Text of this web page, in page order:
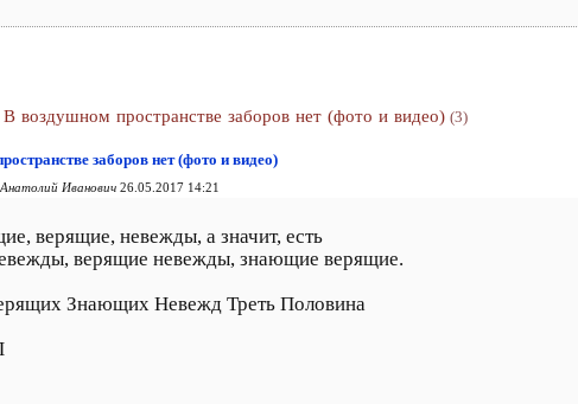
В воздушном пространстве заборов нет (фото и видео) (3)
заборов нет (фото и видео)
Иванович 26.05.2017 14:21
верящие, невежды, а значит, есть
верящие невежды, знающие верящие.
Знающих Невежд Треть Половина